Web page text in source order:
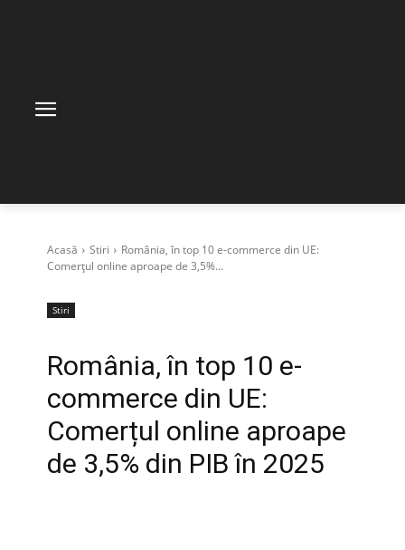
Acasă Stiri
România, în top 10 e-commerce din UE:
Comerțul online aproape de 3,5%...
Stiri
România, în top 10 e-
commerce din UE:
Comerțul online aproape
de 3,5% din PIB în 2025